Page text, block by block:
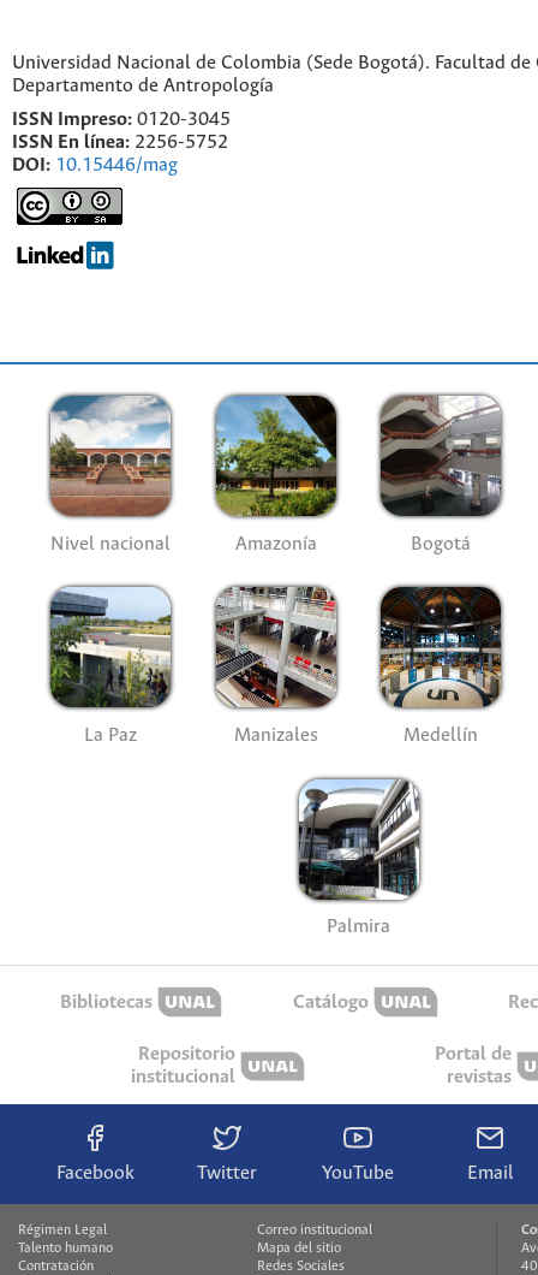
Universidad Nacional de Colombia (Sede Bogotá). Facultad de
Departamento de Antropología
ISSN Impreso: 0120-3045
ISSN En línea: 2256-5752
DOI: 10.15446/mag
Nivel nacional Amazonía Bogotá
La Paz Manizales Medellín
Palmira
Bibliotecas Catálogo
Repositorio
institucional
Portal de
revistas
Facebook Twitter YouTube Email
Régimen Legal
Talento humano
Contratación
Correo institucional
Mapa del sitio
Redes Sociales